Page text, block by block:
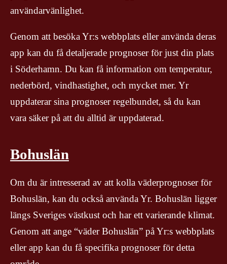
användarvänlighet.
Genom att besöka Yr:s webbplats eller använda deras
app kan du få detaljerade prognoser för just din plats
i Söderhamn. Du kan få information om temperatur,
nederbörd, vindhastighet, och mycket mer. Yr
uppdaterar sina prognoser regelbundet, så du kan
vara säker på att du alltid är uppdaterad.
Bohuslän
Om du är intresserad av att kolla väderprognoser för
Bohuslän, kan du också använda Yr. Bohuslän ligger
längs Sveriges västkust och har ett varierande klimat.
Genom att ange “väder Bohuslän” på Yr:s webbplats
eller app kan du få specifika prognoser för detta